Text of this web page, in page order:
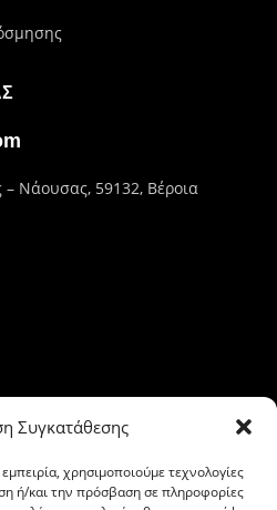
Συγκατάθεσης
χρησιμοποιούμε τεχνολογίες
ή/και την πρόσβαση σε πληροφορίες
– Νάουσας, 59132, Βέροια